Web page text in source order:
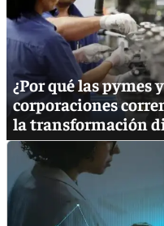
¿Por qué las pymes
corporaciones
la transformación